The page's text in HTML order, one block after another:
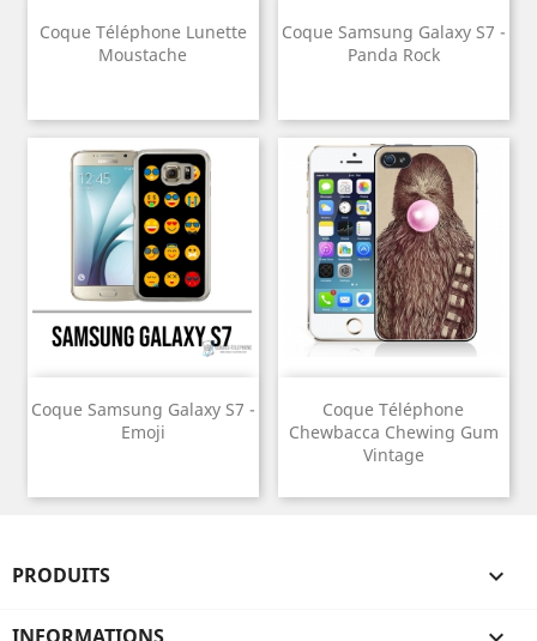
Coque Téléphone Lunette
Moustache
Coque Samsung Galaxy S7 -
Panda Rock
Coque Samsung Galaxy S7 -
Emoji
Coque Téléphone
Chewbacca Chewing Gum
Vintage
PRODUITS 